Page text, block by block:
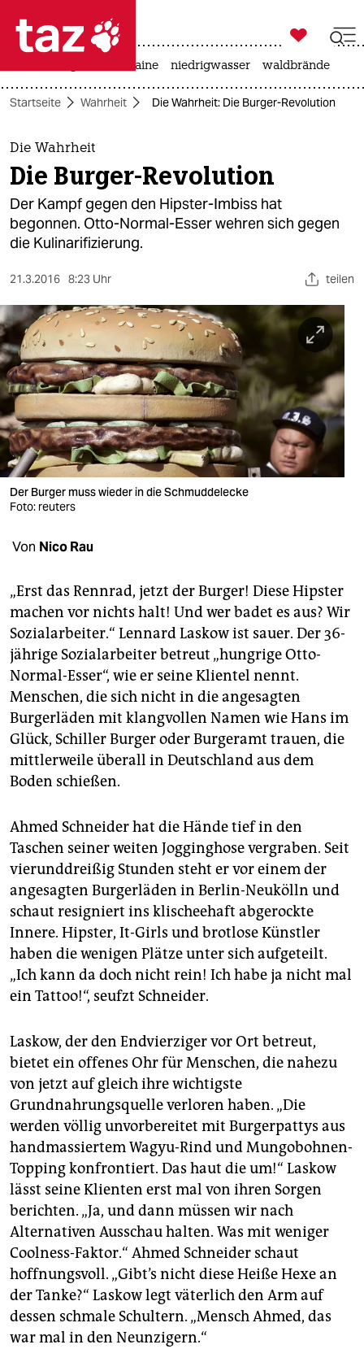
 taz zahl ich
taz zahl ich
themen
politik
öko
sport
berlin
nord
wahrheit
verlag
verlag
veranstaltungen
fragen & hilfe
unterstützen
abo
genossenschaft
epaper login

taz zahl ich
krieg in der ukraine niedrigwasser waldbrände
Startseite Wahrheit Die Wahrheit: Die Burger-Revolution
Die Wahrheit
Die Burger-Revolution
Der Kampf gegen den Hipster-Imbiss hat
begonnen. Otto-Normal-Esser wehren sich gegen
die Kulinarifizierung.
21.3.2016 8:23 Uhr teilen
Der Burger muss wieder in die Schmuddelecke
Foto: reuters
Von Nico Rau
„Erst das Rennrad, jetzt der Burger! Diese Hipster
machen vor nichts halt! Und wer badet es aus? Wir
Sozialarbeiter.“ Lennard Laskow ist sauer. Der 36-
jährige Sozialarbeiter betreut „hungrige Otto-
Normal-Esser“, wie er seine Klientel nennt.
Menschen, die sich nicht in die angesagten
Burgerläden mit klangvollen Namen wie Hans im
Glück, Schiller Burger oder Burgeramt trauen, die
mittlerweile überall in Deutschland aus dem
Boden schießen.
Ahmed Schneider hat die Hände tief in den
Taschen seiner weiten Jogginghose vergraben. Seit
vierunddreißig Stunden steht er vor einem der
angesagten Burgerläden in Berlin-Neukölln und
schaut resigniert ins klischeehaft abgerockte
Innere. Hipster, It-Girls und brotlose Künstler
haben die wenigen Plätze unter sich aufgeteilt.
„Ich kann da doch nicht rein! Ich habe ja nicht mal
ein Tattoo!“, seufzt Schneider.
Laskow, der den Endvierziger vor Ort betreut,
bietet ein offenes Ohr für Menschen, die nahezu
von jetzt auf gleich ihre wichtigste
Grundnahrungsquelle verloren haben. „Die
werden völlig unvorbereitet mit Burgerpattys aus
handmassiertem Wagyu-Rind und Mungobohnen-
Topping konfrontiert. Das haut die um!“ Laskow
lässt seine Klienten erst mal von ihren Sorgen
berichten. „Ja, und dann müssen wir nach
Alternativen Ausschau halten. Was mit weniger
Coolness-Faktor.“ Ahmed Schneider schaut
hoffnungsvoll. „Gibt’s nicht diese Heiße Hexe an
der Tanke?“ Laskow legt väterlich den Arm auf
dessen schmale Schultern. „Mensch Ahmed, das
war mal in den Neunzigern.“